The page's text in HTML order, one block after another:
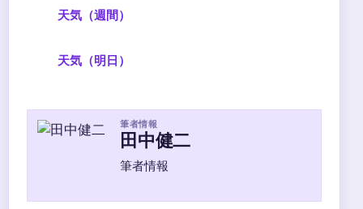
天気（週間）
天気（明日）
筆者情報
田中健二
筆者情報